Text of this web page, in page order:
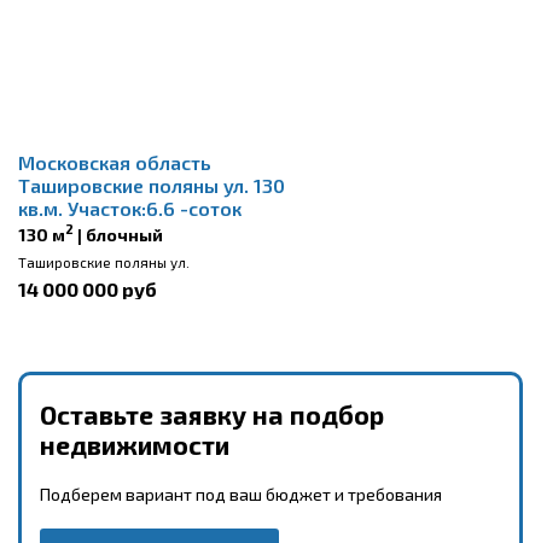
Московская область
Ташировские поляны ул. 130
кв.м. Участок:6.6 -соток
130 м2 | блочный
Ташировские поляны ул.
14 000 000 руб
Оставьте заявку на подбор
недвижимости
Подберем вариант под ваш бюджет и требования